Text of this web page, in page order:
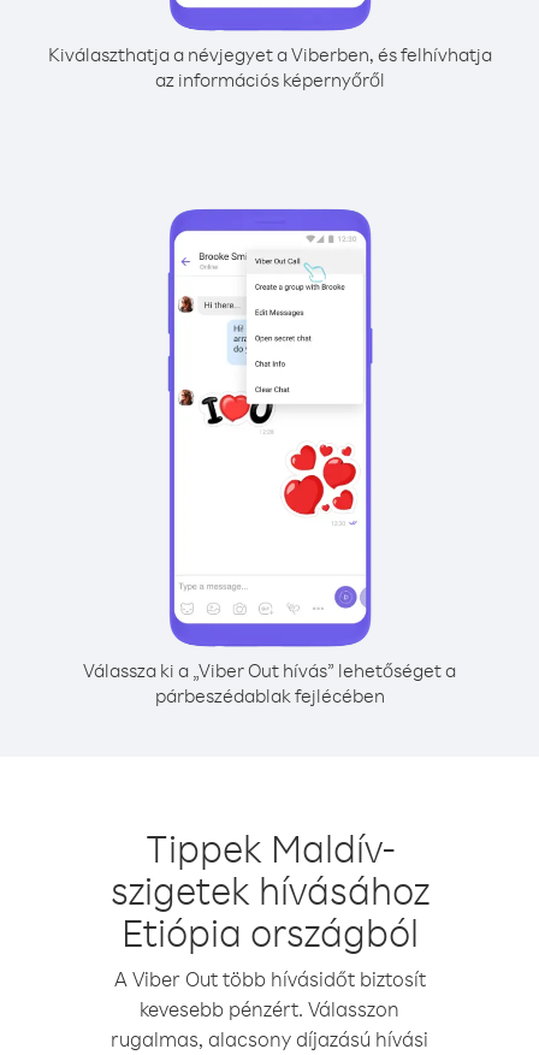
Kiválaszthatja a névjegyet a Viberben, és felhívhatja
az információs képernyőről
Válassza ki a „Viber Out hívás” lehetőséget a
párbeszédablak fejlécében
Tippek Maldív-
szigetek hívásához
Etiópia országból
A Viber Out több hívásidőt biztosít
kevesebb pénzért. Válasszon
rugalmas, alacsony díjazású hívási